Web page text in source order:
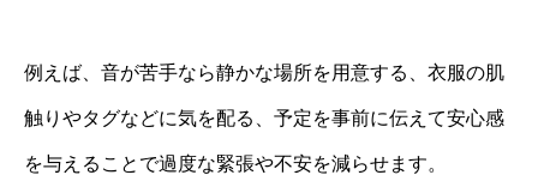
例えば、音が苦手なら静かな場所を用意する、衣服の肌
触りやタグなどに気を配る、予定を事前に伝えて安心感
を与えることで過度な緊張や不安を減らせます。